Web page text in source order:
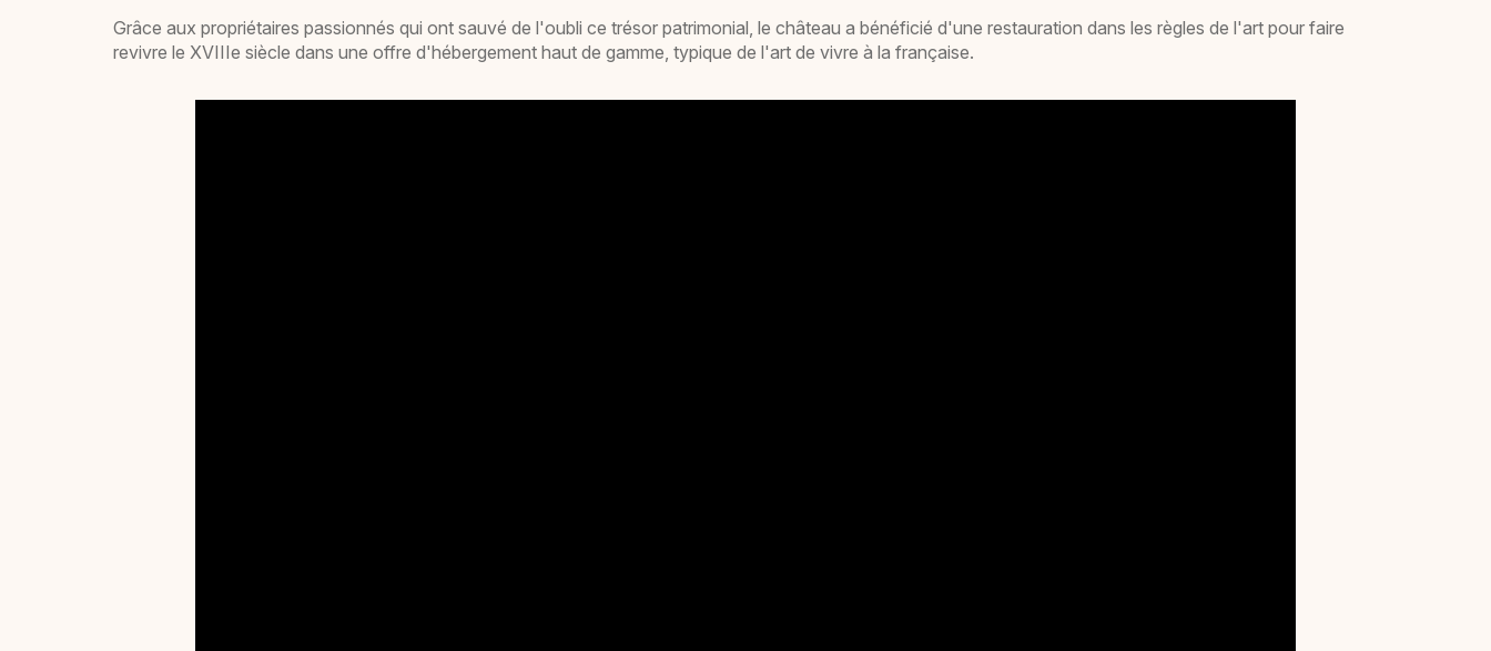
Grâce aux propriétaires passionnés qui ont sauvé de l'oubli ce trésor patrimonial, le château a bénéficié d'une restauration dans les règles de l'art pour faire
revivre le XVIIIe siècle dans une offre d'hébergement haut de gamme, typique de l'art de vivre à la française.